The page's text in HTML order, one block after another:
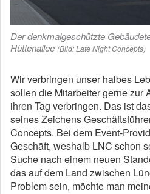
Der denkmalgeschützte
Hüttenallee (Bild: Late Night Concepts)
Wir verbringen unser halbes
sollen die Mitarbeiter gerne zur
ihren Tag verbringen. Das ist
seines Zeichens
Concepts. Bei dem Event-
Geschäft, weshalb LNC schon
Suche nach einem neuen
das auf dem Land zwischen
Problem sein, möchte man